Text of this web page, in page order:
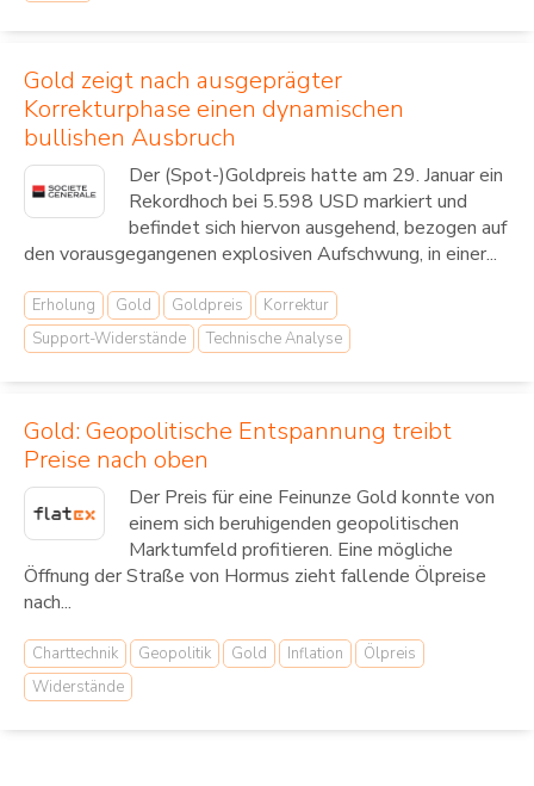
Gold zeigt nach ausgeprägter
Korrekturphase einen dynamischen
bullishen Ausbruch
Der (Spot-)Goldpreis hatte am 29. Januar ein
Rekordhoch bei 5.598 USD markiert und
befindet sich hiervon ausgehend, bezogen auf
den vorausgegangenen explosiven Aufschwung, in einer...
Erholung Gold Goldpreis
Korrektur
Support-Widerstände
Technische Analyse
Gold: Geopolitische Entspannung treibt
Preise nach oben
Der Preis für eine Feinunze Gold konnte von
einem sich beruhigenden geopolitischen
Marktumfeld profitieren. Eine mögliche
Öffnung der Straße von Hormus zieht fallende Ölpreise
nach...
Charttechnik Geopolitik Gold Inflation
Ölpreis
Widerstände